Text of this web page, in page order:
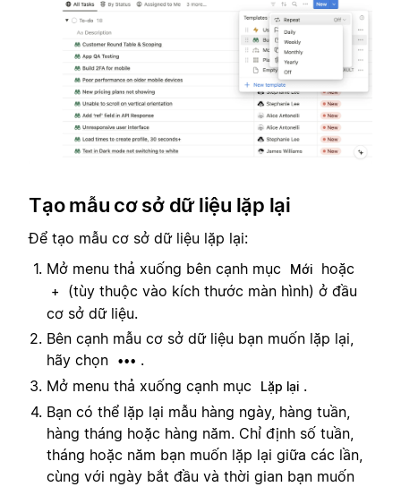
Tạo mẫu cơ sở dữ liệu lặp lại
Để tạo mẫu cơ sở dữ liệu lặp lại:
Mở menu thả xuống bên cạnh mục
Mới hoặc
+
(tùy thuộc vào kích thước màn hình) ở đầu
cơ sở dữ liệu.
Bên cạnh mẫu cơ sở dữ liệu bạn muốn lặp lại,
hãy chọn
••• .
Mở menu thả xuống cạnh mục
Lặp lại .
Bạn có thể lặp lại mẫu hàng ngày, hàng tuần,
hàng tháng hoặc hàng năm. Chỉ định số tuần,
tháng hoặc năm bạn muốn lặp lại giữa các lần,
cùng với ngày bắt đầu và thời gian bạn muốn